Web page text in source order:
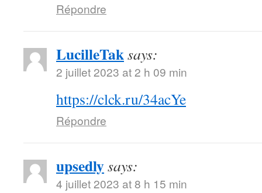
Répondre
LucilleTaksays:
2 juillet 2023 at 2 h 09 min
https://clck.ru/34acYe
Répondre
upsedlysays:
4 juillet 2023 at 8 h 15 min